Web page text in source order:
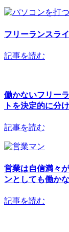
フリーランスラ
記事を読む
働かないフリー
トを決定的に分
記事を読む
営業は自信満々
ンとしても働か
記事を読む